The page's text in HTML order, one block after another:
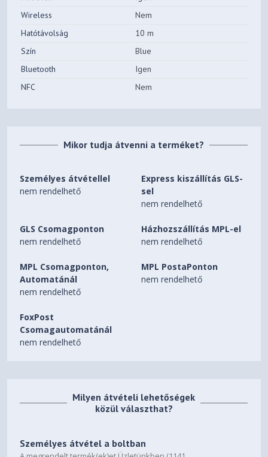
Wireless
Nem
Hatótávolság
10 m
Szín
Blue
Bluetooth
Igen
NFC
Nem
Mikor tudja átvenni a terméket?
Személyes átvétellel
nem rendelhető
Express kiszállítás GLS-
sel
nem rendelhető
GLS Csomagponton
nem rendelhető
Házhozszállítás MPL-el
nem rendelhető
MPL Csomagponton,
Automatánál
nem rendelhető
MPL PostaPonton
nem rendelhető
FoxPost
Csomagautomatánál
nem rendelhető
Milyen átvételi lehetőségek
közül választhat?
Személyes átvétel a boltban